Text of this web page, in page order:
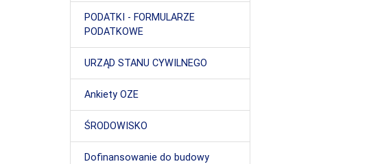
PODATKI - FORMULARZE
PODATKOWE
URZĄD STANU CYWILNEGO
Ankiety OZE
ŚRODOWISKO
Dofinansowanie do budowy